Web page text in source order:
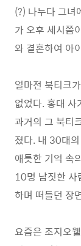
(?) 나누다 그녀
가 오후 세시쯤
와 결혼하여 아
얼마전 북티크
없었다. 홍대
과거의 그 북티
졌다. 내 30대
애틋한 기억 속
10명 남짓한 사
하며 떠들던 장
요즘은 조지오